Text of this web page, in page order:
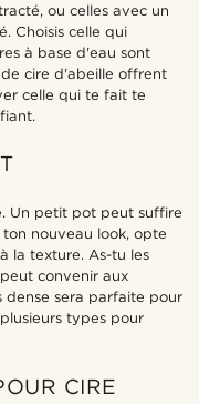
ou celles avec un
Choisis celle qui
à base d'eau sont
cire d'abeille offrent
celle qui te fait te
Un petit pot peut suffire
ton nouveau look, opte
la texture. As-tu les
convenir aux
dense sera parfaite pour
types pour
CIRE